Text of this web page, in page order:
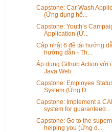
Capstone: Car Wash
(Ứng dụng hỗ...
Capstone: Youth’s
Application (Ứ...
Cập nhật 6 đề tài hướng
hướng dẫn - Th...
Áp dụng Github Action với
Java Web
Capstone: Employee
System (Ứng D...
Capstone: Implement a
system for guaranteed...
Capstone: Go to the
helping you (Ứng d...